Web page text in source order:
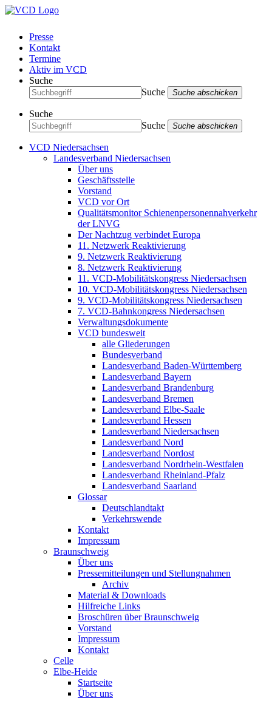
Presse
Kontakt
Termine
Aktiv im VCD
Suche
Suche
Suche abschicken
Suche
Suche
Suche abschicken
VCD Niedersachsen
Landesverband Niedersachsen
Über uns
Geschäftsstelle
Vorstand
VCD vor Ort
Qualitätsmonitor Schienenpersonennahverkehr
der LNVG
Der Nachtzug verbindet Europa
11. Netzwerk Reaktivierung
9. Netzwerk Reaktivierung
8. Netzwerk Reaktivierung
11. VCD-Mobilitätskongress Niedersachsen
10. VCD-Mobilitätskongress Niedersachsen
9. VCD-Mobilitätskongress Niedersachsen
7. VCD-Bahnkongress Niedersachsen
Verwaltungsdokumente
VCD bundesweit
alle Gliederungen
Bundesverband
Landesverband Baden-Württemberg
Landesverband Bayern
Landesverband Brandenburg
Landesverband Bremen
Landesverband Elbe-Saale
Landesverband Hessen
Landesverband Niedersachsen
Landesverband Nord
Landesverband Nordost
Landesverband Nordrhein-Westfalen
Landesverband Rheinland-Pfalz
Landesverband Saarland
Glossar
Deutschlandtakt
Verkehrswende
Kontakt
Impressum
Braunschweig
Über uns
Pressemitteilungen und Stellungnahmen
Archiv
Material & Downloads
Hilfreiche Links
Broschüren über Braunschweig
Vorstand
Impressum
Kontakt
Celle
Elbe-Heide
Startseite
Über uns